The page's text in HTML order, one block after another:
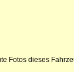
Fotos dieses